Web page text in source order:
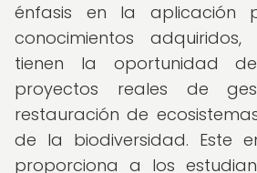
énfasis en la aplicación
conocimientos
tienen la oportunidad
proyectos reales de
restauración de
de la biodiversidad. Este
proporciona a los